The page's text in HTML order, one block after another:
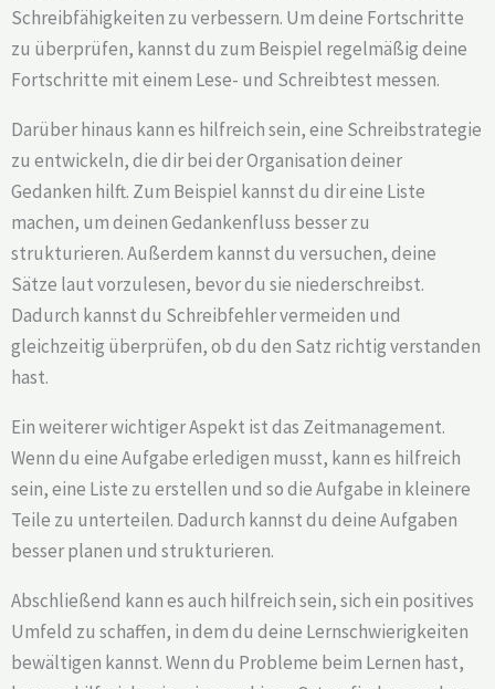
Schreibfähigkeiten zu verbessern. Um deine Fortschritte
zu überprüfen, kannst du zum Beispiel regelmäßig deine
Fortschritte mit einem Lese- und Schreibtest messen.
Darüber hinaus kann es hilfreich sein, eine Schreibstrategie
zu entwickeln, die dir bei der Organisation deiner
Gedanken hilft. Zum Beispiel kannst du dir eine Liste
machen, um deinen Gedankenfluss besser zu
strukturieren. Außerdem kannst du versuchen, deine
Sätze laut vorzulesen, bevor du sie niederschreibst.
Dadurch kannst du Schreibfehler vermeiden und
gleichzeitig überprüfen, ob du den Satz richtig verstanden
hast.
Ein weiterer wichtiger Aspekt ist das Zeitmanagement.
Wenn du eine Aufgabe erledigen musst, kann es hilfreich
sein, eine Liste zu erstellen und so die Aufgabe in kleinere
Teile zu unterteilen. Dadurch kannst du deine Aufgaben
besser planen und strukturieren.
Abschließend kann es auch hilfreich sein, sich ein positives
Umfeld zu schaffen, in dem du deine Lernschwierigkeiten
bewältigen kannst. Wenn du Probleme beim Lernen hast,